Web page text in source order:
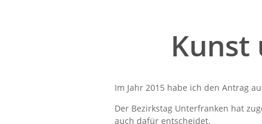
Im Jahr 2015 habe ich den Antrag
Der Bezirkstag Unterfranken hat
auch dafür entscheidet.